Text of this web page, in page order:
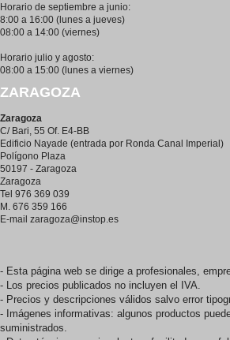
Horario de septiembre a junio:
8:00 a 16:00 (lunes a jueves)
08:00 a 14:00 (viernes)
Horario julio y agosto:
08:00 a 15:00 (lunes a viernes)
ZARAGOZA
Zaragoza
C/ Bari, 55 Of. E4-BB
Edificio Nayade (entrada por Ronda Canal Imperial)
Polígono Plaza
50197 - Zaragoza
Zaragoza
Tel 976 369 039
M. 676 359 166
E-mail zaragoza@instop.es
- Esta página web se dirige a profesionales,
- Los precios publicados no incluyen el IVA.
- Precios y descripciones válidos salvo error
- Imágenes informativas: algunos productos
suministrados.